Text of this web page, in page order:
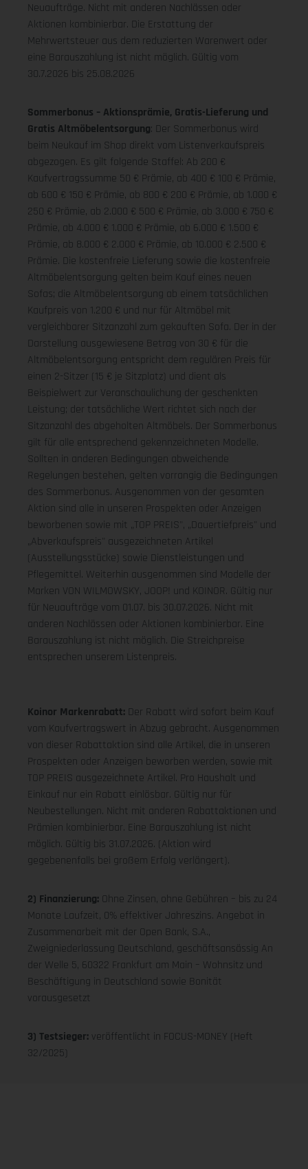
Neuaufträge. Nicht mit anderen Nachlässen oder
Aktionen kombinierbar. Die Erstattung der
Mehrwertsteuer aus dem reduzierten Warenwert oder
eine Barauszahlung ist nicht möglich. Gültig vom
30.7.2026 bis 25.08.2026
Sommerbonus – Aktionsprämie, Gratis-Lieferung und
Gratis Altmöbelentsorgung: Der Sommerbonus wird
beim Neukauf im Shop direkt vom Listenverkaufspreis
abgezogen. Es gilt folgende Staffel: Ab 200 €
Kaufvertragssumme 50 € Prämie, ab 400 € 100 € Prämie,
ab 600 € 150 € Prämie, ab 800 € 200 € Prämie, ab 1.000 €
250 € Prämie, ab 2.000 € 500 € Prämie, ab 3.000 € 750 €
Prämie, ab 4.000 € 1.000 € Prämie, ab 6.000 € 1.500 €
Prämie, ab 8.000 € 2.000 € Prämie, ab 10.000 € 2.500 €
Prämie. Die kostenfreie Lieferung sowie die kostenfreie
Altmöbelentsorgung gelten beim Kauf eines neuen
Sofas; die Altmöbelentsorgung ab einem tatsächlichen
Kaufpreis von 1.200 € und nur für Altmöbel mit
vergleichbarer Sitzanzahl zum gekauften Sofa. Der in der
Darstellung ausgewiesene Betrag von 30 € für die
Altmöbelentsorgung entspricht dem regulären Preis für
einen 2-Sitzer (15 € je Sitzplatz) und dient als
Beispielwert zur Veranschaulichung der geschenkten
Leistung; der tatsächliche Wert richtet sich nach der
Sitzanzahl des abgeholten Altmöbels. Der Sommerbonus
gilt für alle entsprechend gekennzeichneten Modelle.
Sollten in anderen Bedingungen abweichende
Regelungen bestehen, gelten vorrangig die Bedingungen
des Sommerbonus. Ausgenommen von der gesamten
Aktion sind alle in unseren Prospekten oder Anzeigen
beworbenen sowie mit „TOP PREIS", „Dauertiefpreis" und
„Abverkaufspreis" ausgezeichneten Artikel
(Ausstellungsstücke) sowie Dienstleistungen und
Pflegemittel. Weiterhin ausgenommen sind Modelle der
Marken VON WILMOWSKY, JOOP! und KOINOR. Gültig nur
für Neuaufträge vom 01.07. bis 30.07.2026. Nicht mit
anderen Nachlässen oder Aktionen kombinierbar. Eine
Barauszahlung ist nicht möglich. Die Streichpreise
entsprechen unserem Listenpreis.
Koinor Markenrabatt: Der Rabatt wird sofort beim Kauf
vom Kaufvertragswert in Abzug gebracht. Ausgenommen
von dieser Rabattaktion sind alle Artikel, die in unseren
Prospekten oder Anzeigen beworben werden, sowie mit
TOP PREIS ausgezeichnete Artikel. Pro Haushalt und
Einkauf nur ein Rabatt einlösbar. Gültig nur für
Neubestellungen. Nicht mit anderen Rabattaktionen und
Prämien kombinierbar. Eine Barauszahlung ist nicht
möglich. Gültig bis 31.07.2026. (Aktion wird
gegebenenfalls bei großem Erfolg verlängert).
2) Finanzierung: Ohne Zinsen, ohne Gebühren – bis zu 24
Monate Laufzeit, 0% effektiver Jahreszins. Angebot in
Zusammenarbeit mit der Open Bank, S.A.,
Zweigniederlassung Deutschland, geschäftsansässig An
der Welle 5, 60322 Frankfurt am Main – Wohnsitz und
Beschäftigung in Deutschland sowie Bonität
vorausgesetzt
3) Testsieger: veröffentlicht in FOCUS-MONEY (Heft
32/2025)